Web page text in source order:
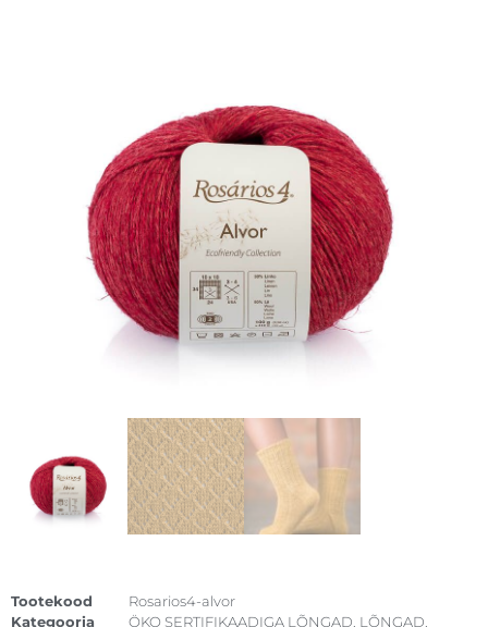
Tootekood
Rosarios4-alvor
Kategooria
ÖKO SERTIFIKAADIGA LÕNGAD LÕNGAD